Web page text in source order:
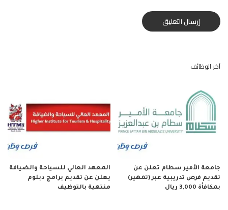
آخر الوظائف
جامعة الأمير سطام تعلن عن
تقديم فرص تدريبية عبر (تمهير)
بمكافأة 3,000 ريال
المعهد العالي للسياحة والضيافة
يعلن عن تقديم برامج دبلوم
منتهية بالتوظيف